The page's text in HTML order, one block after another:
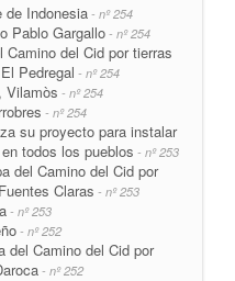
de Indonesia - nº 254
Pablo Gargallo - nº 254
del Cid por tierras
Pedregal - nº 254
Vilamòs - nº 254
- nº 254
su proyecto para instalar
todos los pueblos - nº 253
del Camino del Cid por
Claras - nº 253
- nº 253
- nº 252
del Camino del Cid por
- nº 252